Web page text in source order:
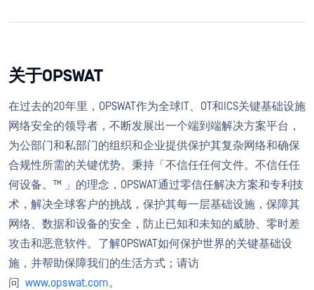
关于OPSWAT
在过去的20年里，OPSWAT作为全球IT、OT和ICS关键基础设施
网络安全的领导者，不断发展出一个端到端解决方案平台，
为公部门和私部门的组织和企业提供保护其复杂网络和确保
合规性所需的关键优势。秉持「不信任任何文件。不信任任
何设备。™ 」的理念，OPSWAT通过零信任解决方案和专利技
术，解决全球客户的挑战，保护其每一层基础设施，保障其
网络、数据和设备的安全，防止已知和未知的威胁、零时差
攻击和恶意软件。了解OPSWAT如何保护世界的关键基础设
施，并帮助保障我们的生活方式；请访
问 www.opswat.com。